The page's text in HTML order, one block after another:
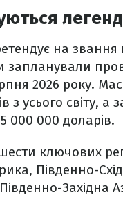
на звання
запланували
2026 року.
з усього світу,
000 000 доларів.
ключових
Південно-
Західна